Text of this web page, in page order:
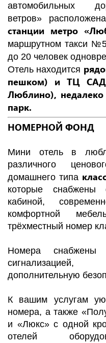
автомобильных
ветров»
станции метро
маршрутном такси
до 20 человек
Отель находится
пешком) и ТЦ
Люблино),
парк.
НОМЕРНОЙ ФОНД
Мини отель в
различного
домашнего типа
которые
кабиной,
комфортной
трёхместный номер
Номера снабжены
дополнительную
К вашим услугам
номера, а также
и «Люкс» с одной
отелей